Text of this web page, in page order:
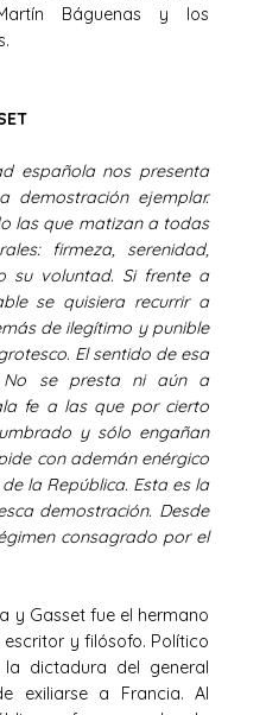
Báguenas y los
española nos presenta
demostración ejemplar.
las que matizan a todas
firmeza, serenidad,
su voluntad. Si frente a
se quisiera recurrir a
de ilegítimo y punible
El sentido de esa
No se presta ni aún a
fe a las que por cierto
y sólo engañan
con ademán enérgico
la República. Esta es la
demostración. Desde
consagrado por el
y Gasset fue el hermano
y filósofo. Político
dictadura del general
exiliarse a Francia. Al